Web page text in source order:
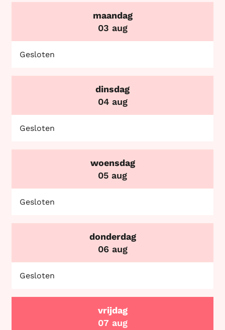
maandag
03 aug
Gesloten
dinsdag
04 aug
Gesloten
woensdag
05 aug
Gesloten
donderdag
06 aug
Gesloten
vrijdag
07 aug